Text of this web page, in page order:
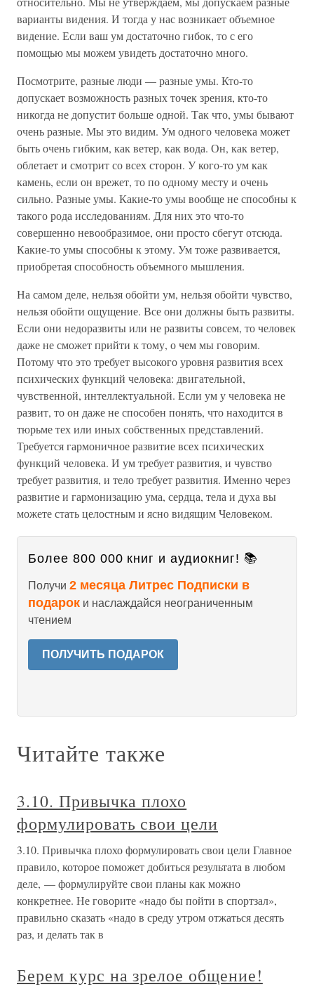
варианты видения. И тогда у нас возникает объемное
видение. Если ваш ум достаточно гибок, то с его
помощью мы можем увидеть достаточно много.
Посмотрите, разные люди — разные умы. Кто-то
допускает возможность разных точек зрения, кто-то
никогда не допустит больше одной. Так что, умы бывают
очень разные. Мы это видим. Ум одного человека может
быть очень гибким, как ветер, как вода. Он, как ветер,
облетает и смотрит со всех сторон. У кого-то ум как
камень, если он врежет, то по одному месту и очень
сильно. Разные умы. Какие-то умы вообще не способны к
такого рода исследованиям. Для них это что-то
совершенно невообразимое, они просто сбегут отсюда.
Какие-то умы способны к этому. Ум тоже развивается,
приобретая способность объемного мышления.
На самом деле, нельзя обойти ум, нельзя обойти чувство,
нельзя обойти ощущение. Все они должны быть развиты.
Если они недоразвиты или не развиты совсем, то человек
даже не сможет прийти к тому, о чем мы говорим.
Потому что это требует высокого уровня развития всех
психических функций человека: двигательной,
чувственной, интеллектуальной. Если ум у человека не
развит, то он даже не способен понять, что находится в
тюрьме тех или иных собственных представлений.
Требуется гармоничное развитие всех психических
функций человека. И ум требует развития, и чувство
требует развития, и тело требует развития. Именно через
развитие и гармонизацию ума, сердца, тела и духа вы
можете стать целостным и ясно видящим Человеком.
Более 800 000 книг и аудиокниг! 📚
Получи 2 месяца Литрес Подписки в
подарок и наслаждайся неограниченным
чтением
ПОЛУЧИТЬ ПОДАРОК
Читайте также
3.10. Привычка плохо
формулировать свои цели
3.10. Привычка плохо формулировать свои цели Главное
правило, которое поможет добиться результата в любом
деле, — формулируйте свои планы как можно
конкретнее. Не говорите «надо бы пойти в спортзал»,
правильно сказать «надо в среду утром отжаться десять
раз, и делать так в
Берем курс на зрелое общение!